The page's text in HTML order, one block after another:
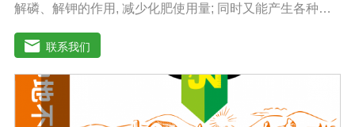
解磷、解钾的作用, 减少化肥使用量; 同时又能产生各种农
刺激调节植物生长; 并且能产生抗生素、系统防卫酶等多种
物质, 可以抑制细菌或真菌性病害或诱导系统抗性, 间接达
到促进植物生长的作用。【产品功能】1、改善土填养分疏
松土壤, 提高土壤通透性和保水保肥能力, 增加土壤有机质
防止板结, 有效解决因连工连作、重茬等原因造成的减产问
题。2、解磷解钾、提高化肥利用率有效菌能分解土壤中的
联系我们